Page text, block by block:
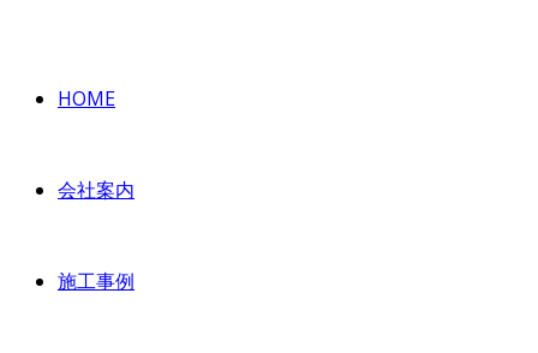
HOME
会社案内
施工事例